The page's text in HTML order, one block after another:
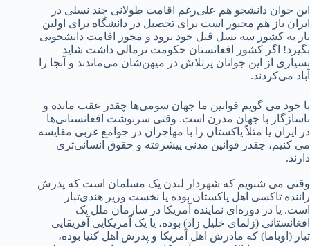
این جوان دانشجو هم علی‌رغم اقامت طولانی چند نسلی در
ایران باز هم مجبور است برای تحصیل در دانشگاه برای اولین
بار به کشور سه نسل قبل خود برود و مجوز اقامت دانشجویی
بگیرد! اگر کشور افغانستان حکومت نرمالی داشت شاید
بسیاری از این جوانان پرتلاش در میهن‌شان می‌ماندند و آنجا را
آباد می‌کردند.
با خود می گویم قوانین ما جهان سومی‌ها چقدر عقب مانده و
ناسازگار با جهان مدرن است. وقتی سرنوشت افغانستانی‌ها
در ایران یا مثلاً پاکستان را با مهاجران در جوامع غربی مقایسه
می کنیم، چقدر قوانین مدنی پیشرفته و حقوق انسانی‌تری
دارند.
وقتی می شنویم که شهردار لندن یک مسلمان است که پدرش
راننده تاکسی اهل پاکستان بوده یا نخست وزیر هندی‌تبار
است. یا در دوره‌ای نماینده آمریکا در سازمان ملل یک
افغانستانی (زلمای خلیل زاد) بوده، یا یک آمریکایی آفریقایی
تبار (اوباما) که مادرش اهل آمریکا و پدرش اهل کنیا بوده،